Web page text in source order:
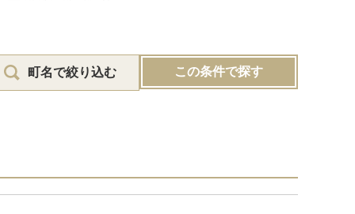
町名で絞り込む この条件で探す